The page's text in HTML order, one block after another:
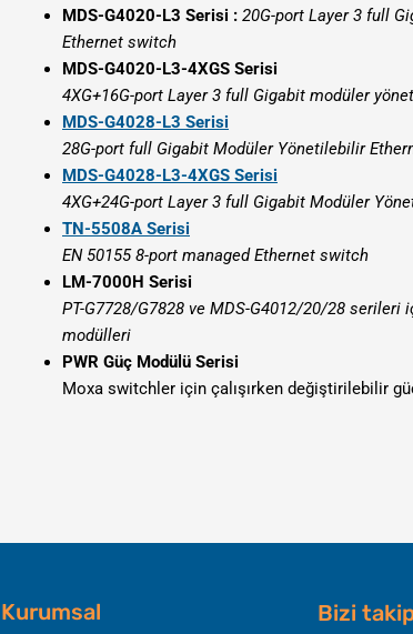
MDS-G4020-L3 Serisi : 20G-port Layer 3 full
Ethernet switch
MDS-G4020-L3-4XGS Serisi
4XG+16G-port Layer 3 full Gigabit modüler
MDS-G4028-L3 Serisi
28G-port full Gigabit Modüler Yönetilebilir
MDS-G4028-L3-4XGS Serisi
4XG+24G-port Layer 3 full Gigabit Modüler
TN-5508A Serisi
EN 50155 8-port managed Ethernet switch
LM-7000H Serisi
PT-G7728/G7828 ve MDS-G4012/20/28 serileri
modülleri
PWR Güç Modülü Serisi
Moxa switchler için çalışırken değiştirilebilir
Kurumsal
Bizi